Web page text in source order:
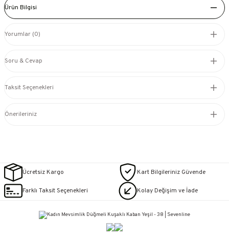
Ürün Bilgisi
Yorumlar (0)
Soru & Cevap
Taksit Seçenekleri
Önerileriniz
Ücretsiz Kargo Kart Bilgileriniz Güvende
Farklı Taksit Seçenekleri Kolay Değişim ve İade